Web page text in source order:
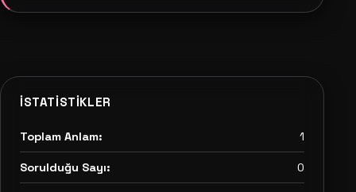
İSTATISTIKLER
Toplam Anlam: 1
Sorulduğu Sayı: 0